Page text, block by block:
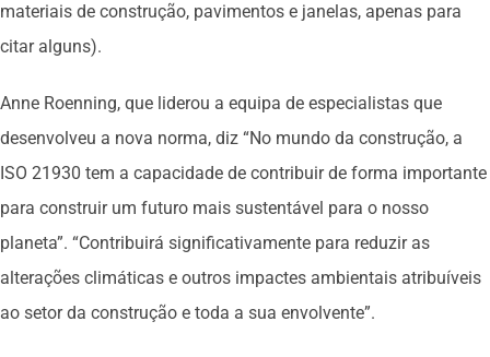
materiais de construção, pavimentos e janelas, apenas para
citar alguns).
Anne Roenning, que liderou a equipa de especialistas que
desenvolveu a nova norma, diz “No mundo da construção, a
ISO 21930 tem a capacidade de contribuir de forma importante
para construir um futuro mais sustentável para o nosso
planeta”. “Contribuirá significativamente para reduzir as
alterações climáticas e outros impactes ambientais atribuíveis
ao setor da construção e toda a sua envolvente”.